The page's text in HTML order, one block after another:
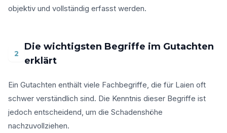
objektiv und vollständig erfasst werden.
2
Die wichtigsten Begriffe im Gutachten
erklärt
Ein Gutachten enthält viele Fachbegriffe, die für Laien oft
schwer verständlich sind. Die Kenntnis dieser Begriffe ist
jedoch entscheidend, um die Schadenshöhe
nachzuvollziehen.